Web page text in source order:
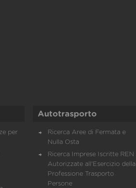
per
Autotrasporto
Ricerca Aree di Fermata e
Nulla Osta
Ricerca Imprese Iscritte REN
Autorizzate all'Esercizio della
Professione Trasporto
Persone